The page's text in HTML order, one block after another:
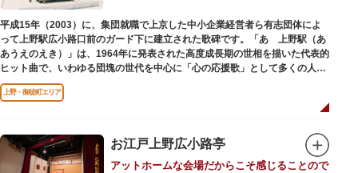
平成15年（2003）に、集団就職で上京した中小企業経営者ら有志団体によ
って上野駅広小路口前のガード下に建立された歌碑です。「あゝ上野駅（あ
あうえのえき）」は、1964年に発表された高度成長期の世相を描いた代表的
ヒット曲で、いわゆる団塊の世代を中心に「心の応援歌」として多くの人々
に勇気と感動を与えました。
上野・御徒町エリア
お江戸上野広小路亭
アットホームな会場だからこそ感じることので